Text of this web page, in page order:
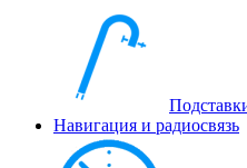
Навигация и радиосвязь